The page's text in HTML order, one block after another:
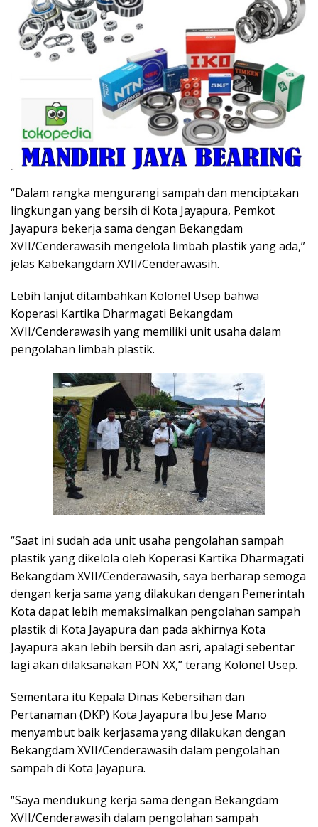
“Dalam rangka mengurangi sampah dan menciptakan
lingkungan yang bersih di Kota Jayapura, Pemkot
Jayapura bekerja sama dengan Bekangdam
XVII/Cenderawasih mengelola limbah plastik yang ada,”
jelas Kabekangdam XVII/Cenderawasih.
Lebih lanjut ditambahkan Kolonel Usep bahwa
Koperasi Kartika Dharmagati Bekangdam
XVII/Cenderawasih yang memiliki unit usaha dalam
pengolahan limbah plastik.
“Saat ini sudah ada unit usaha pengolahan sampah
plastik yang dikelola oleh Koperasi Kartika Dharmagati
Bekangdam XVII/Cenderawasih, saya berharap semoga
dengan kerja sama yang dilakukan dengan Pemerintah
Kota dapat lebih memaksimalkan pengolahan sampah
plastik di Kota Jayapura dan pada akhirnya Kota
Jayapura akan lebih bersih dan asri, apalagi sebentar
lagi akan dilaksanakan PON XX,” terang Kolonel Usep.
Sementara itu Kepala Dinas Kebersihan dan
Pertanaman (DKP) Kota Jayapura Ibu Jese Mano
menyambut baik kerjasama yang dilakukan dengan
Bekangdam XVII/Cenderawasih dalam pengolahan
sampah di Kota Jayapura.
“Saya mendukung kerja sama dengan Bekangdam
XVII/Cenderawasih dalam pengolahan sampah